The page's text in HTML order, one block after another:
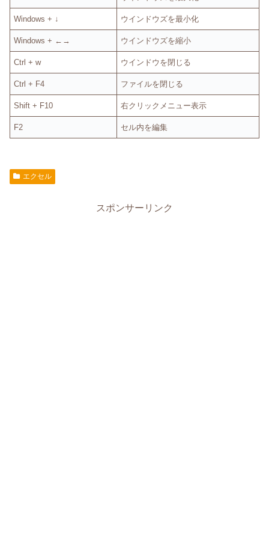
Windows + ↓ ウインドウズを最小化
Windows + ←→ ウインドウズを縮小
Ctrl + w ウインドウを閉じる
Ctrl + F4 ファイルを閉じる
Shift + F10 右クリックメニュー表示
F2 セル内を編集
エクセル
スポンサーリンク